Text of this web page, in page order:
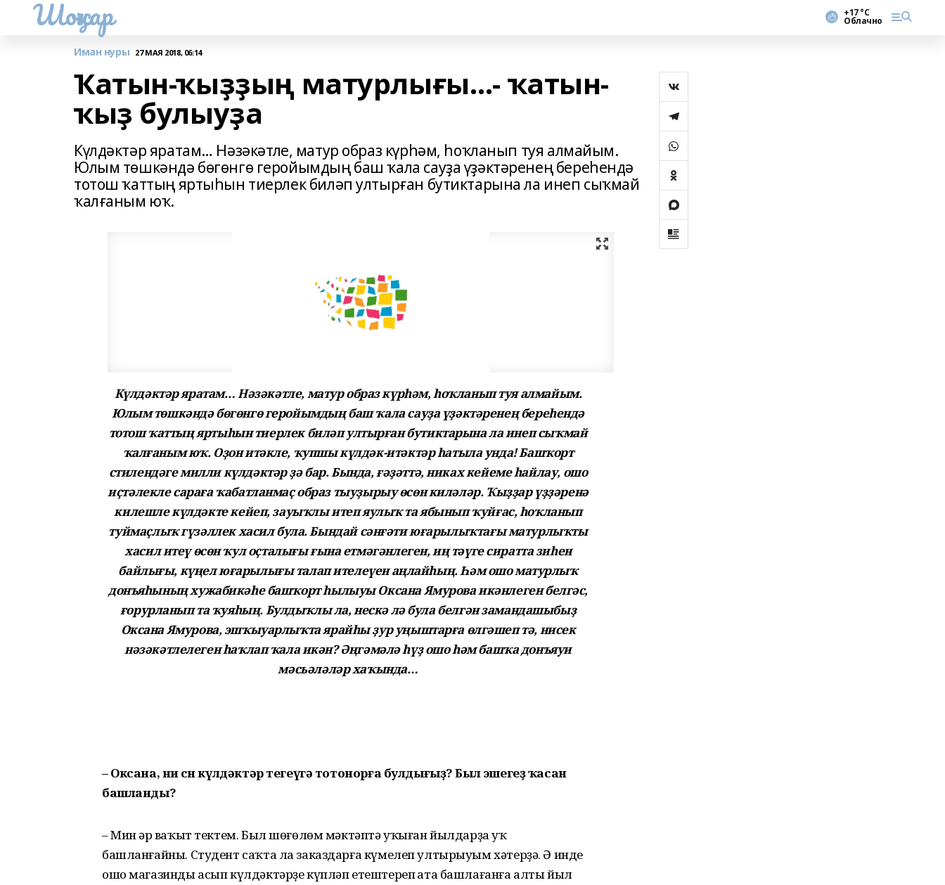
Шоңҡар +17 °С
Облачно
Иман нуры 27 МАЯ 2018, 06:14
Ҡатын-ҡыҙҙың матурлығы…- ҡатын-
ҡыҙ булыуҙа
Күлдәктәр яратам… Нәзәкәтле, матур образ күрһәм, һоҡланып туя алмайым.
Юлым төшкәндә бөгөнгө геройымдың баш ҡала сауҙа үҙәктәренең береһендә
тотош ҡаттың яртыһын тиерлек биләп ултырған бутиктарына ла инеп сыҡмай
ҡалғаным юҡ.
Күлдәктәр яратам… Нәзәкәтле, матур образ күрһәм, һоҡланып туя алмайым.
Юлым төшкәндә бөгөнгө геройымдың баш ҡала сауҙа үҙәктәренең береһендә
тотош ҡаттың яртыһын тиерлек биләп ултырған бутиктарына ла инеп сыҡмай
ҡалғаным юҡ. Оҙон итәкле, ҡупшы күлдәк-итәктәр һатыла унда! Башҡорт
стилендәге милли күлдәктәр ҙә бар. Бында, ғәҙәттә, никах кейеме һайлау, ошо
иҫтәлекле сараға ҡабатланмаҫ образ тыуҙырыу өсөн киләләр. Ҡыҙҙар үҙҙәренә
килешле күлдәкте кейеп, зауыҡлы итеп яулыҡ та ябынып ҡуйғас, һоҡланып
туймаҫлыҡ гүзәллек хасил була. Бындай сәнғәти юғарылыҡтағы матурлыҡты
хасил итеү өсөн ҡул оҫталығы ғына етмәгәнлеген, иң тәүге сиратта зиһен
байлығы, күңел юғарылығы талап ителеүен аңлайһың. Һәм ошо матурлыҡ
донъяһының хужабикәһе башҡорт һылыуы Оксана Ямурова икәнлеген белгәс,
ғорурланып та ҡуяһың. Булдыҡлы ла, нескә лә була белгән замандашыбыҙ
Оксана Ямурова, эшҡыуарлыҡта ярайһы ҙур уңыштарға өлгәшеп тә, нисек
нәзәкәтлелеген һаҡлап ҡала икән? Әңгәмәлә һүҙ ошо һәм башҡа донъяуи
мәсьәләләр хаҡында…
– Оксана, ни өсөн күлдәктәр тегеүгә тотонорға булдығыҙ? Был эшегеҙ ҡасан
башланды?
– Мин һәр ваҡыт тектем. Был шөғөлөм мәктәптә уҡыған йылдарҙа уҡ
башланғайны. Студент саҡта ла заказдарға күмелеп ултырыуым хәтерҙә. Ә инде
ошо магазинды асып күлдәктәрҙе күпләп етештереп һата башлағанға алты йыл